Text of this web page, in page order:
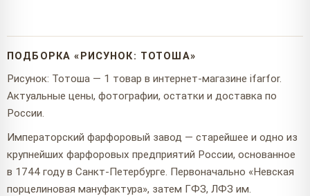
ПОДБОРКА «РИСУНОК: ТОТОША»
Рисунок: Тотоша — 1 товар в интернет-магазине ifarfor.
Актуальные цены, фотографии, остатки и доставка по
России.
Императорский фарфоровый завод — старейшее и одно из
крупнейших фарфоровых предприятий России, основанное
в 1744 году в Санкт-Петербурге. Первоначально «Невская
порцелиновая мануфактура», затем ГФЗ, ЛФЗ им.